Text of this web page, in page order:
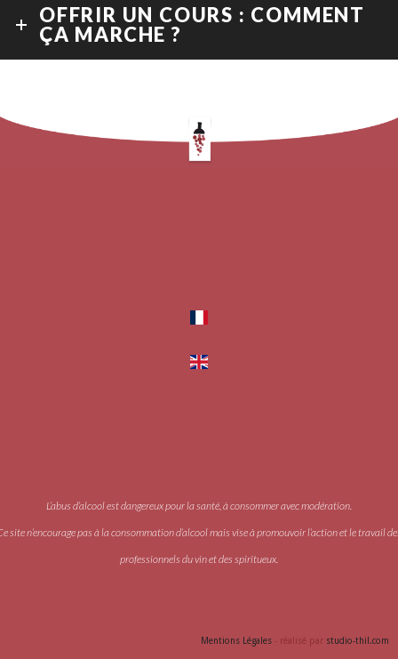
OFFRIR UN COURS : COMMENT
ÇA MARCHE ?
L’abus d’alcool est dangereux pour la santé, à consommer avec modération.
site n’encourage pas à la consommation d’alcool mais vise à promouvoir l’action et le travail
professionnels du vin et des spiritueux.
Mentions Légales - réalisé par studio-thil.com